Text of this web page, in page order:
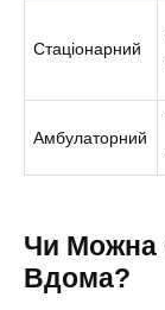
Стаціонарний
Амбулаторний
Чи Можна
Вдома?